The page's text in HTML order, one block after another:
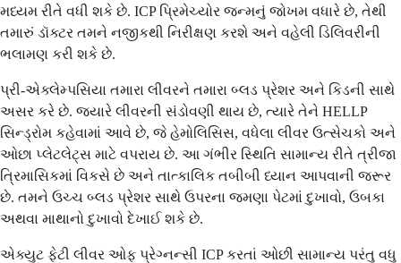
મધ્યમ રીતે વધી શકે છે. ICP પ્રિમેચ્યોર જન્મનું જોખમ વધારે છે, તેથી
તમારું ડૉક્ટર તમને નજીકથી નિરીક્ષણ કરશે અને વહેલી ડિલિવરીની
ભલામણ કરી શકે છે.
પ્રી-એક્લેમ્પસિયા તમારા લીવરને તમારા બ્લડ પ્રેશર અને કિડની સાથે
અસર કરે છે. જ્યારે લીવરની સંડોવણી થાય છે, ત્યારે તેને HELLP
સિન્ડ્રોમ કહેવામાં આવે છે, જે હેમોલિસિસ, વધેલા લીવર ઉત્સેચકો અને
ઓછા પ્લેટલેટ્સ માટે વપરાય છે. આ ગંભીર સ્થિતિ સામાન્ય રીતે ત્રીજા
ત્રિમાસિકમાં વિકસે છે અને તાત્કાલિક તબીબી ધ્યાન આપવાની જરૂર
છે. તમને ઉચ્ચ બ્લડ પ્રેશર સાથે ઉપરના જમણા પેટમાં દુખાવો, ઉબકા
અથવા માથાનો દુખાવો દેખાઈ શકે છે.
એક્યુટ ફેટી લીવર ઓફ પ્રેગ્નન્સી ICP કરતાં ઓછી સામાન્ય પરંતુ વધુ